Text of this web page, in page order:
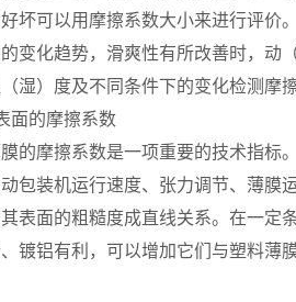
坏可以用摩擦系数大小来进行评价
变化趋势，滑爽性有所改善时，动
湿）度及不同条件下的变化检测摩擦
面的摩擦系数
的摩擦系数是一项重要的技术指标
包装机运行速度、张力调节、薄
表面的粗糙度成直线关系。在一
镀铝有利，可以增加它们与塑料